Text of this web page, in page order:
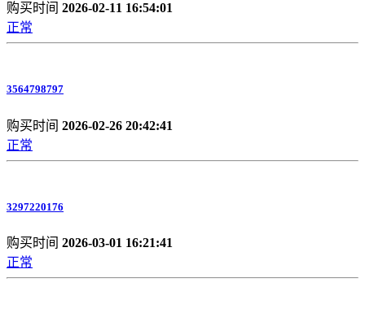
购买时间 2026-02-11 16:54:01
正常
3564798797
购买时间 2026-02-26 20:42:41
正常
3297220176
购买时间 2026-03-01 16:21:41
正常